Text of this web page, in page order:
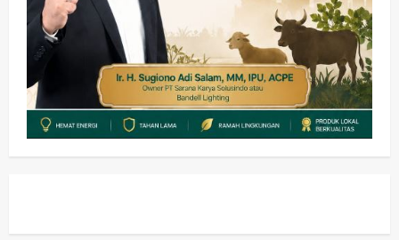
1
PANAS! Kalah Tender Proyek RSUD
Sibar Rp 9,9 M, Beranikah CV Tiga
Anugerah Utama Pertaruhkan
Jaminan Rp 100 Juta?
wartanusa 5 Agustus 2026
Olahraga
Adu Taktik di Atas Rumput Sintetis:
PWI dan Sapma PP Sidoarjo
Memanaskan Mesin Menuju Piala
Soccer